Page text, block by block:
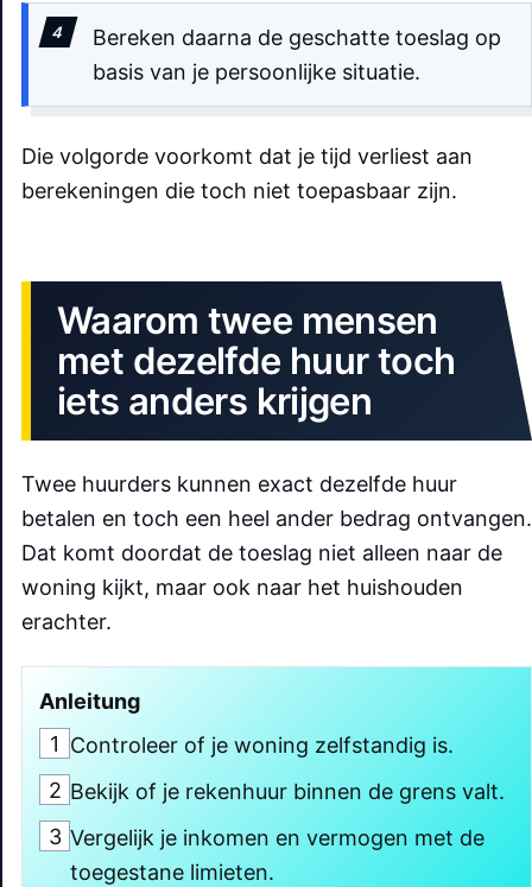
Bereken daarna de geschatte toeslag op
basis van je persoonlijke situatie.
Die volgorde voorkomt dat je tijd verliest aan
berekeningen die toch niet toepasbaar zijn.
Waarom twee mensen
met dezelfde huur toch
iets anders krijgen
Twee huurders kunnen exact dezelfde huur
betalen en toch een heel ander bedrag ontvangen.
Dat komt doordat de toeslag niet alleen naar de
woning kijkt, maar ook naar het huishouden
erachter.
Anleitung
1 Controleer of je woning zelfstandig is.
2 Bekijk of je rekenhuur binnen de grens valt.
3 Vergelijk je inkomen en vermogen met de
toegestane limieten.